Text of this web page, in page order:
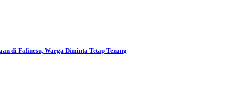
di Fafinesu, Warga Diminta Tetap Tenang